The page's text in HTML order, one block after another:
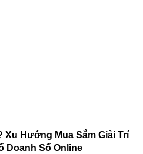
Xu Hướng Mua Sắm Giải Trí
Doanh Số Online